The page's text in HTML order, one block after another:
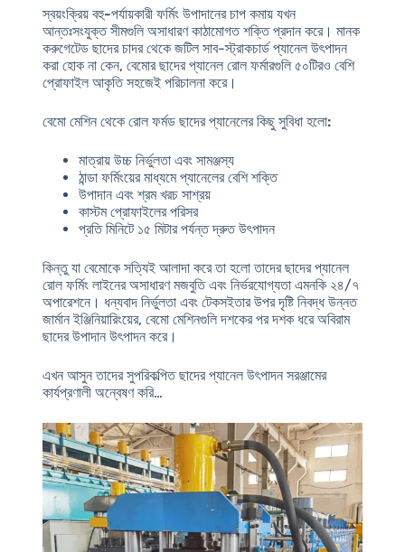
স্বয়ংক্রিয় বহু-পর্যায়কারী ফর্মিং উপাদানের চাপ কমায়যখন
আন্তঃসংযুক্ত সীমগুলি অসাধারণ কাঠামোগত শক্তি প্রদান করে। মানক
করুগেটেড ছাদের চাদর থেকে জটিল সাব-স্ট্রাকচার্ড প্যানেল উৎপাদন
করা হোক না কেন, বেমোর ছাদের প্যানেল রোল ফর্মারগুলি ৫০টিরও বেশি
প্রোফাইল আকৃতি সহজেই পরিচালনা করে।
বেমো মেশিন থেকে রোল ফর্মড ছাদের প্যানেলের কিছু সুবিধা হলো:
মাত্রায় উচ্চ নির্ভুলতা এবং সামঞ্জস্য
ঠান্ডা ফর্মিংয়ের মাধ্যমে প্যানেলের বেশি শক্তি
উপাদান এবং শ্রম খরচ সাশ্রয়
কাস্টম প্রোফাইলের পরিসর
প্রতি মিনিটে ১৫ মিটার পর্যন্ত দ্রুত উৎপাদন
কিন্তু যা বেমোকে সত্যিই আলাদা করে তা হলো তাদের ছাদের প্যানেল
রোল ফর্মিং লাইনের অসাধারণ মজবুতি এবং নির্ভরযোগ্যতা এমনকি ২৪/৭
অপারেশনে। ধন্যবাদ নির্ভুলতা এবং টেকসইতার উপর দৃষ্টি নিবদ্ধ উন্নত
জার্মান ইঞ্জিনিয়ারিংয়ের, বেমো মেশিনগুলি দশকের পর দশক ধরে অবিরাম
ছাদের উপাদান উৎপাদন করে।
এখন আসুন তাদের সুপরিকল্পিত ছাদের প্যানেল উৎপাদন সরঞ্জামের
কার্যপ্রণালী অন্বেষণ করি…